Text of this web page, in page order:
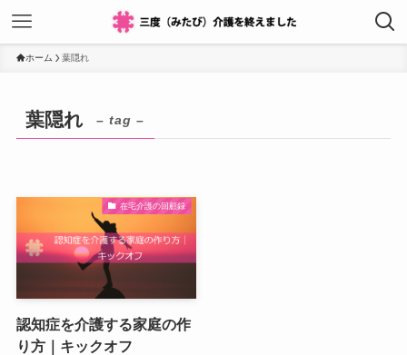
ホーム 葉隠れ
葉隠れ – tag –
在宅介護の回顧録
認知症を介護する家庭の作
り方｜キックオフ